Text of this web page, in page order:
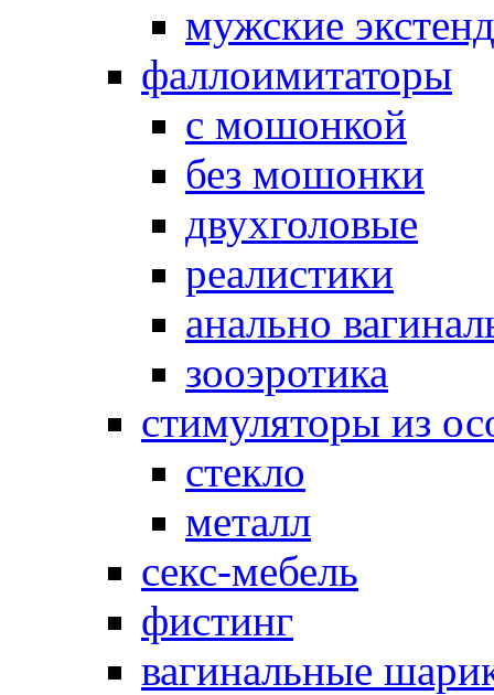
мужские
фаллоимитаторы
с мошонкой
без мошонки
двухголовые
реалистики
анально
зооэротика
стимуляторы из
стекло
металл
секс-мебель
фистинг
вагинальные